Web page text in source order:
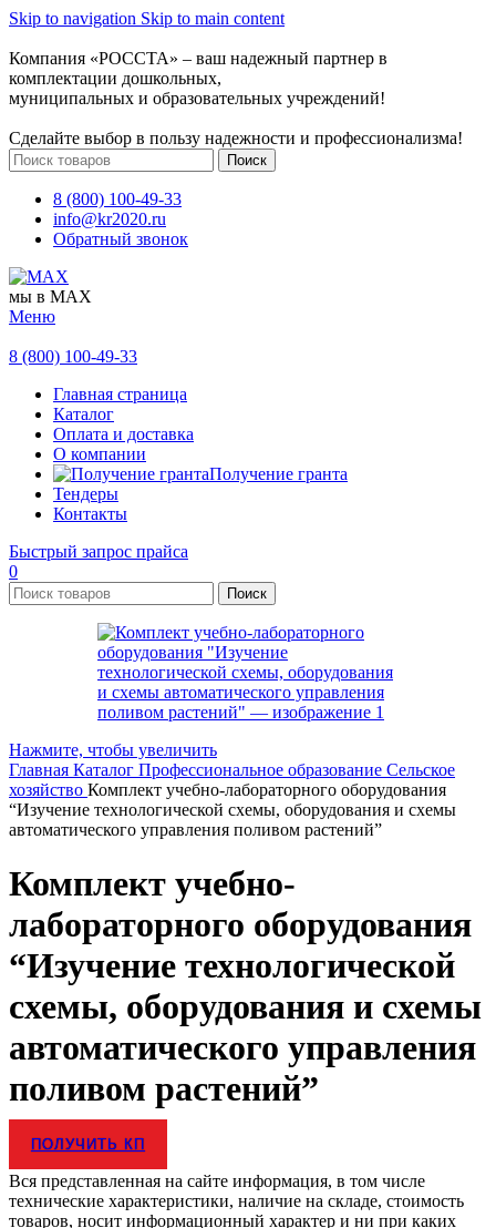
Skip to navigation Skip to main content
Компания «РОССТА» – ваш надежный партнер в
комплектации дошкольных,
муниципальных и образовательных учреждений!
Сделайте выбор в пользу надежности и профессионализма!
Поиск
8 (800) 100-49-33
info@kr2020.ru
Обратный звонок
мы в MAX
Меню
8 (800) 100-49-33
Главная страница
Каталог
Оплата и доставка
О компании
Получение гранта
Тендеры
Контакты
Быстрый запрос прайса
0
Поиск
Нажмите, чтобы увеличить
Главная Каталог Профессиональное образование Сельское
хозяйство Комплект учебно-лабораторного оборудования
“Изучение технологической схемы, оборудования и схемы
автоматического управления поливом растений”
Комплект учебно-
лабораторного оборудования
“Изучение технологической
схемы, оборудования и схемы
автоматического управления
поливом растений”
ПОЛУЧИТЬ КП
Вся представленная на сайте информация, в том числе
технические характеристики, наличие на складе, стоимость
товаров, носит информационный характер и ни при каких